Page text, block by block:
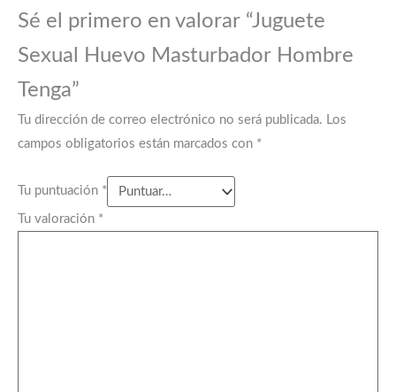
Sé el primero en valorar “Juguete
Sexual Huevo Masturbador Hombre
Tenga”
Tu dirección de correo electrónico no será publicada. Los
campos obligatorios están marcados con *
Tu puntuación *
Tu valoración *